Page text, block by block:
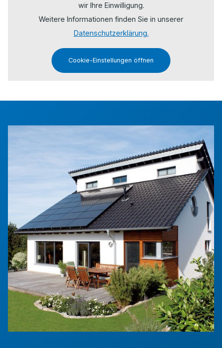
wir Ihre Einwilligung.
Weitere Informationen finden Sie in unserer
Datenschutzerklärung.
Cookie-Einstellungen öffnen